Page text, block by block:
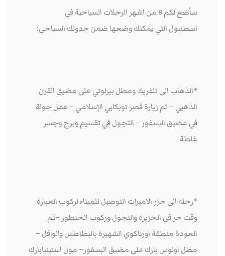
سأضع لكم 8 من اشهر الرحلات السياحية في
اسطنبول التي يمكنك وضعها ضمن جدولك السياحي:
*الذهاب الى تلفريك ومطل بيرلوتي على مضيق القرن
الذهبي – ثم زيارة قصر توبكابي الإسلامي – عمل جولة
في مضيق البسفور – التجول في تقسيم وبرج وجسر
غلطة
*رحلة الى جزر الاميرات التوصيل للميناء لركوب العبارة
وقت حر في الجزيرة والتجول وركوب الحنطور –ثم
العودة منطقة اورتاكوي الشهيرة بالبطاطس والوافل –
مطل اولوس بارك على مضيق البسفور– مول استينيابارك